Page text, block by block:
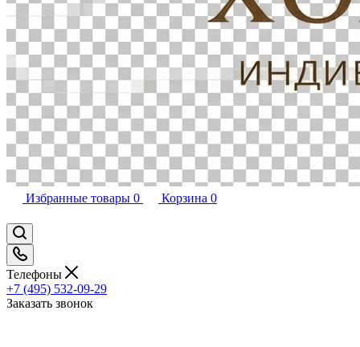
Избранные товары 0 Корзина 0
Телефоны
+7 (495) 532-09-29
Заказать звонок